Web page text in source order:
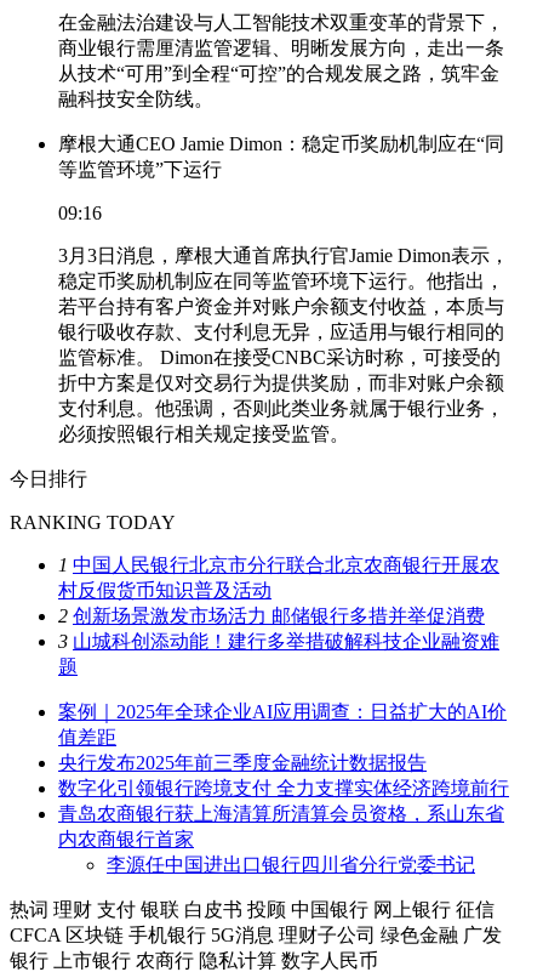
在金融法治建设与人工智能技术双重变革的背景下，
商业银行需厘清监管逻辑、明晰发展方向，走出一条
从技术“可用”到全程“可控”的合规发展之路，筑牢金
融科技安全防线。
摩根大通CEO Jamie Dimon：稳定币奖励机制应在“同
等监管环境”下运行
09:16
3月3日消息，摩根大通首席执行官Jamie Dimon表示，
稳定币奖励机制应在同等监管环境下运行。他指出，
若平台持有客户资金并对账户余额支付收益，本质与
银行吸收存款、支付利息无异，应适用与银行相同的
监管标准。 Dimon在接受CNBC采访时称，可接受的
折中方案是仅对交易行为提供奖励，而非对账户余额
支付利息。他强调，否则此类业务就属于银行业务，
必须按照银行相关规定接受监管。
今日排行
RANKING TODAY
1 中国人民银行北京市分行联合北京农商银行开展农
村反假货币知识普及活动
2 创新场景激发市场活力 邮储银行多措并举促消费
3 山城科创添动能！建行多举措破解科技企业融资难
题
案例｜2025年全球企业AI应用调查：日益扩大的AI价
值差距
央行发布2025年前三季度金融统计数据报告
数字化引领银行跨境支付 全力支撑实体经济跨境前行
青岛农商银行获上海清算所清算会员资格，系山东省
内农商银行首家
李源任中国进出口银行四川省分行党委书记
热词 理财 支付 银联 白皮书 投顾 中国银行 网上银行 征信
CFCA 区块链 手机银行 5G消息 理财子公司 绿色金融 广发
银行
上市银行 农商行 隐私计算 数字人民币